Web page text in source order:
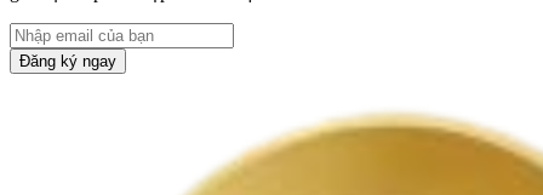
Đăng ký ngay